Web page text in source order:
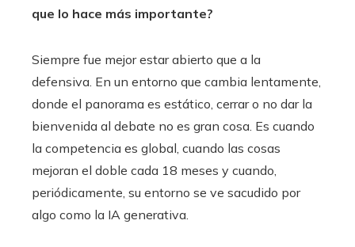
que lo hace más importante?
Siempre fue mejor estar abierto que a la
defensiva. En un entorno que cambia lentamente,
donde el panorama es estático, cerrar o no dar la
bienvenida al debate no es gran cosa. Es cuando
la competencia es global, cuando las cosas
mejoran el doble cada 18 meses y cuando,
periódicamente, su entorno se ve sacudido por
algo como la IA generativa.